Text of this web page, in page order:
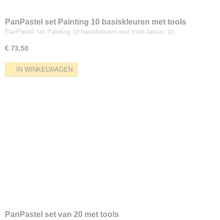
PanPastel set Painting 10 basiskleuren met tools
PanPastel set Painting 10 basiskleuren met tools bevat; 10…
€ 73,50
IN WINKELWAGEN
PanPastel set van 20 met tools